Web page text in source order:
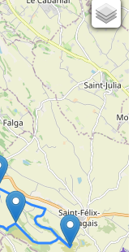
Cartes IGN
Open Topo Map
Open Street Map
ESRI Word Imagery
Photographies aériennes